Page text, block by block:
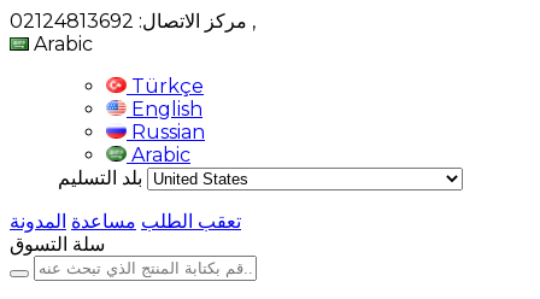
,
Arabic
Türkçe
English
Russian
Arabic
بلد التسليم
تعقب الطلب مساعدة المدونة
سلة التسوق